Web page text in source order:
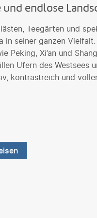
endlose
Teegärten und
in seiner ganzen
Peking, Xi’an und
Ufern des Westsees
kontrastreich und